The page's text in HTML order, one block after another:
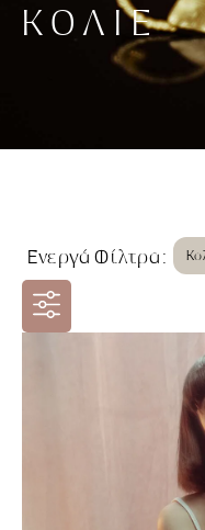
ΚΟΛΙΈ
Ενεργά Φίλτρα: